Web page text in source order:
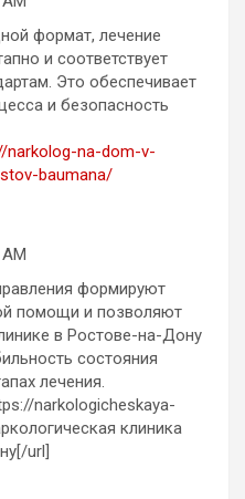
формат, лечение
и соответствует
Это обеспечивает
и безопасность
narkolog-na-dom-v-
baumana/
формируют
помощи и позволяют
в Ростове-на-Дону
состояния
лечения.
narkologicheskaya-
клиника
url]